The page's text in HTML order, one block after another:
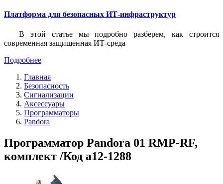
Платформа для безопасных ИТ-инфраструктур
В этой статье мы подробно разберем, как строится
современная защищенная ИТ-среда
Подробнее
Главная
Безопасность
Сигнализации
Аксессуары
Программаторы
Pandora
Программатор Pandora 01 RMP-RF,
комплект /Код a12-1288